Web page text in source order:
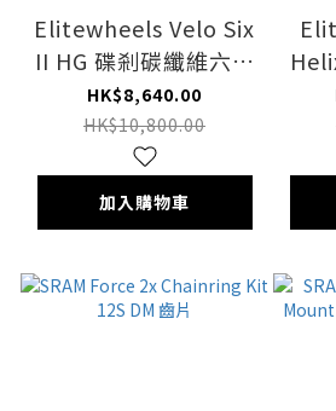
Elitewheels Velo Six
II HG 碟剎碳纖維六刀
輪組
HK$8,640.00
HK$10,800.00
加入購物車